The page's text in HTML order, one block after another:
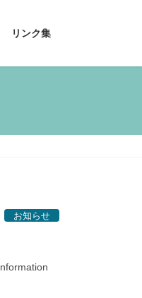
リンク集
お知らせ